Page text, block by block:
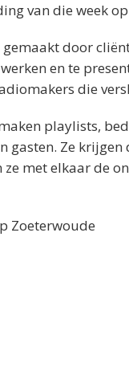
van die week
door
en te
die
playlists,
gasten. Ze
met elkaar de
Zoeterwoude